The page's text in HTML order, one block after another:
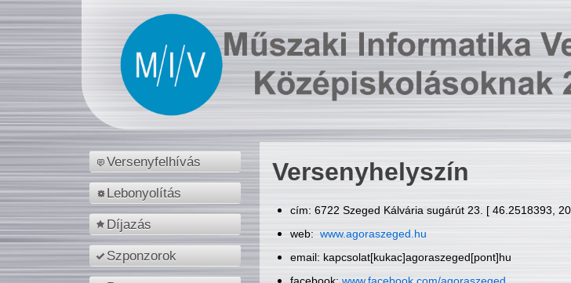
Versenyfelhívás
Lebonyolítás
Díjazás
Szponzorok
Versenyhelyszín
cím: 6722 Szeged Kálvária sugárút 23. [ 46.2518393,
web: www.agoraszeged.hu
email: kapcsolat[kukac]agoraszeged[pont]hu